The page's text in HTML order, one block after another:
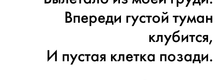
Впереди густой туман
клубится,
И пустая клетка позади.